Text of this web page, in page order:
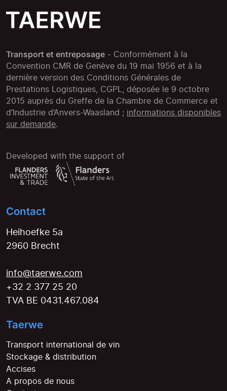
Transport et entreposage - Conformément à la
Convention CMR de Genève du 19 mai 1956 et à la
dernière version des Conditions Générales de
Prestations Logistiques, CGPL, déposée le 9 octobre
2015 auprès du Greffe de la Chambre de Commerce et
d’Industrie d’Anvers-Waasland ; informations disponibles
sur demande.
Developed with the support of
Contact
Heihoefke 5a
2960 Brecht
info@taerwe.com
+32 2 377 25 20
TVA BE 0431.467.084
Taerwe
Transport international de vin
Stockage & distribution
Accises
A propos de nous